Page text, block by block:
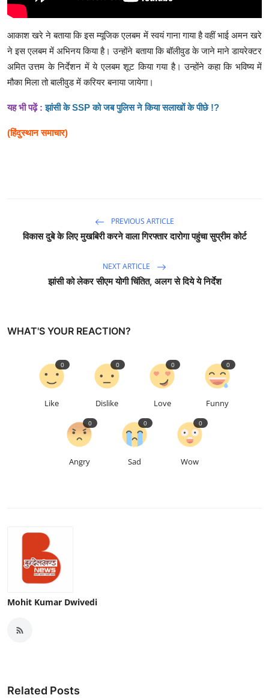
आकाश खरे ने बताया कि इस म्यूजिक एलबम में स्वयं गाना गाया है वहीं भाई अमन खरे
ने इस एलबम में अभिनय किया है। उन्होंने बताया कि बॉलीवुड के जाने माने डायरेक्टर
अमित उत्तम के निर्देशन में ये एलबम शूट किया गया है। उन्होंने कहा कि भविष्य में
मौका मिला तो बालीवुड में करियर बनाया जायेगा।
यह भी पढ़ें :झांसी के SSP को जब पुलिस ने किया सलाखों के पीछे !?
(हिंदुस्थान समाचार)
PREVIOUS ARTICLE
विकास दुबे के लिए मुखबिरी करने वाला गिरफ्तार दारोगा पहुंचा सुप्रीम कोर्ट
NEXT ARTICLE
झांसी को लेकर सीएम योगी चिंतित, अलग से दिये ये निर्देश
WHAT'S YOUR REACTION?
Like
0
Dislike
0
Love
0
Funny
0
Angry
0
Sad
0
Wow
0
Mohit Kumar Dwivedi
Related Posts